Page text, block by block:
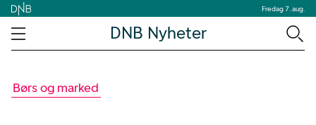
Fredag 7. aug.
DNB Nyheter
Børs og marked